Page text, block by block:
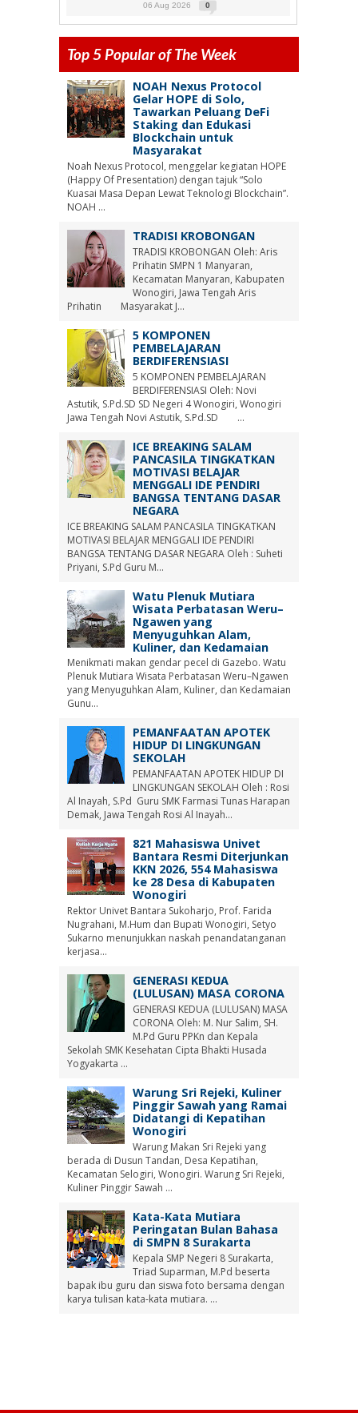
06 Aug 2026 0
Top 5 Popular of The Week
NOAH Nexus Protocol
Gelar HOPE di Solo,
Tawarkan Peluang DeFi
Staking dan Edukasi
Blockchain untuk
Masyarakat
Noah Nexus Protocol, menggelar kegiatan HOPE
(Happy Of Presentation) dengan tajuk “Solo
Kuasai Masa Depan Lewat Teknologi Blockchain”.
NOAH ...
TRADISI KROBONGAN
TRADISI KROBONGAN Oleh: Aris
Prihatin SMPN 1 Manyaran,
Kecamatan Manyaran, Kabupaten
Wonogiri, Jawa Tengah Aris
Prihatin Masyarakat J...
5 KOMPONEN
PEMBELAJARAN
BERDIFERENSIASI
5 KOMPONEN PEMBELAJARAN
BERDIFERENSIASI Oleh: Novi
Astutik, S.Pd.SD SD Negeri 4 Wonogiri, Wonogiri
Jawa Tengah Novi Astutik, S.Pd.SD ...
ICE BREAKING SALAM
PANCASILA TINGKATKAN
MOTIVASI BELAJAR
MENGGALI IDE PENDIRI
BANGSA TENTANG DASAR
NEGARA
ICE BREAKING SALAM PANCASILA TINGKATKAN
MOTIVASI BELAJAR MENGGALI IDE PENDIRI
BANGSA TENTANG DASAR NEGARA Oleh : Suheti
Priyani, S.Pd Guru M...
Watu Plenuk Mutiara
Wisata Perbatasan Weru–
Ngawen yang
Menyuguhkan Alam,
Kuliner, dan Kedamaian
Menikmati makan gendar pecel di Gazebo. Watu
Plenuk Mutiara Wisata Perbatasan Weru–Ngawen
yang Menyuguhkan Alam, Kuliner, dan Kedamaian
Gunu...
PEMANFAATAN APOTEK
HIDUP DI LINGKUNGAN
SEKOLAH
PEMANFAATAN APOTEK HIDUP DI
LINGKUNGAN SEKOLAH Oleh : Rosi
Al Inayah, S.Pd Guru SMK Farmasi Tunas Harapan
Demak, Jawa Tengah Rosi Al Inayah...
821 Mahasiswa Univet
Bantara Resmi Diterjunkan
KKN 2026, 554 Mahasiswa
ke 28 Desa di Kabupaten
Wonogiri
Rektor Univet Bantara Sukoharjo, Prof. Farida
Nugrahani, M.Hum dan Bupati Wonogiri, Setyo
Sukarno menunjukkan naskah penandatanganan
kerjasa...
GENERASI KEDUA
(LULUSAN) MASA CORONA
GENERASI KEDUA (LULUSAN) MASA
CORONA Oleh: M. Nur Salim, SH.
M.Pd Guru PPKn dan Kepala
Sekolah SMK Kesehatan Cipta Bhakti Husada
Yogyakarta ...
Warung Sri Rejeki, Kuliner
Pinggir Sawah yang Ramai
Didatangi di Kepatihan
Wonogiri
Warung Makan Sri Rejeki yang
berada di Dusun Tandan, Desa Kepatihan,
Kecamatan Selogiri, Wonogiri. Warung Sri Rejeki,
Kuliner Pinggir Sawah ...
Kata-Kata Mutiara
Peringatan Bulan Bahasa
di SMPN 8 Surakarta
Kepala SMP Negeri 8 Surakarta,
Triad Suparman, M.Pd beserta
bapak ibu guru dan siswa foto bersama dengan
karya tulisan kata-kata mutiara. ...